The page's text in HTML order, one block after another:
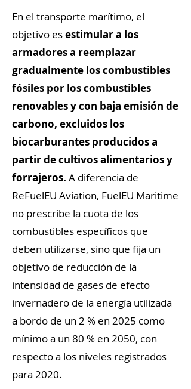
En el transporte marítimo, el
objetivo esestimular a los
armadores a reemplazar
gradualmente los combustibles
fósiles por los combustibles
renovables y con baja emisión de
carbono, excluidos los
biocarburantes producidos a
partir de cultivos alimentarios y
forrajeros. A diferencia de
ReFuelEU Aviation, FuelEU Maritime
no prescribe la cuota de los
combustibles específicos que
deben utilizarse, sino que fija un
objetivo de reducción de la
intensidad de gases de efecto
invernadero de la energía utilizada
a bordo de un 2 % en 2025 como
mínimo a un 80 % en 2050, con
respecto a los niveles registrados
para 2020.